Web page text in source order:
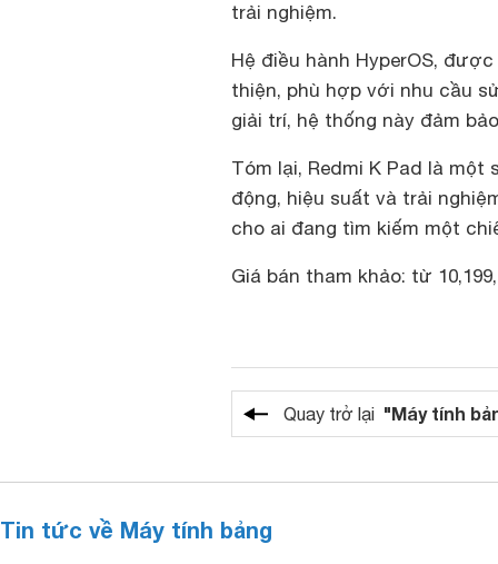
trải nghiệm.
Hệ điều hành HyperOS,
thiện, phù hợp với nhu cầu
giải trí, hệ thống này đảm
Tóm lại, Redmi K Pad là
động, hiệu suất và trải
cho ai đang tìm kiếm một
Giá bán tham khảo: từ
Quay trở lại "Máy tính
Tin tức về Máy tính bảng